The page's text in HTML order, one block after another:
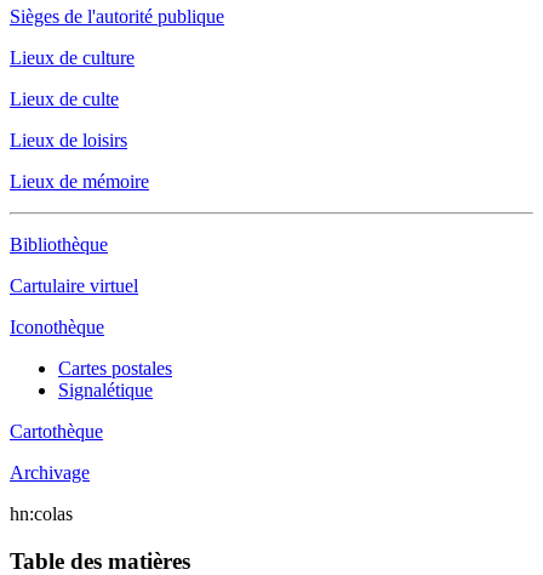
Sièges de l'autorité publique
Lieux de culture
Lieux de culte
Lieux de loisirs
Lieux de mémoire
Bibliothèque
Cartulaire virtuel
Iconothèque
Cartes postales
Signalétique
Cartothèque
Archivage
hn:colas
Table des matières